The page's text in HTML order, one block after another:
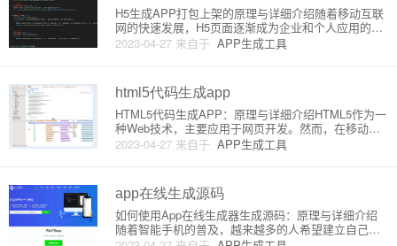
2023-04-27 来自于 APP生成工具
H5生成APP打包上架的原理与详细介绍随着移动互联
网的快速发展，H5页面逐渐成为企业和个人应用的一
种流行选择。对于许多企业应用和个人网站来说，H5
页面具有丰富的交互性和兼容性，可以在不同的平台
更好的用户体验，
html5代码生成app
2023-04-27 来自于 APP生成工具
HTML5代码生成APP：原理与详细介绍HTML5作为一
种Web技术，主要应用于网页开发。然而，在移动设
备进化的过程中，使用HTML5代码生成APP已经变得
越来越流行。本文将介绍HTML5代码生成APP的原理
app在线生成源码
如何使用App在线生成器生成源码：原理与详细介绍
随着智能手机的普及，越来越多的人希望建立自己的